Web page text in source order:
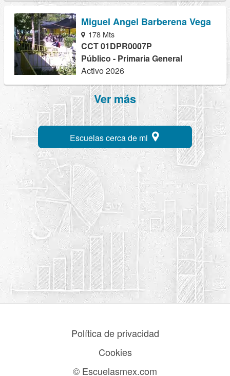
Miguel Angel Barberena Vega
178 Mts
CCT 01DPR0007P
Público - Primaria General
Activo 2026
Ver más
Escuelas cerca de mi
Política de privacidad
Cookies
© Escuelasmex.com